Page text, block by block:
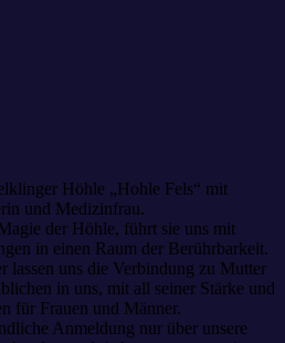
Höhle „Hohle Fels“ mit
und Medizinfrau.
der Höhle, führt sie uns mit
in einen Raum der Berührbarkeit.
lassen uns die Verbindung zu Mutter
in uns, mit all seiner Stärke und
für Frauen und Männer.
Anmeldung nur über unsere